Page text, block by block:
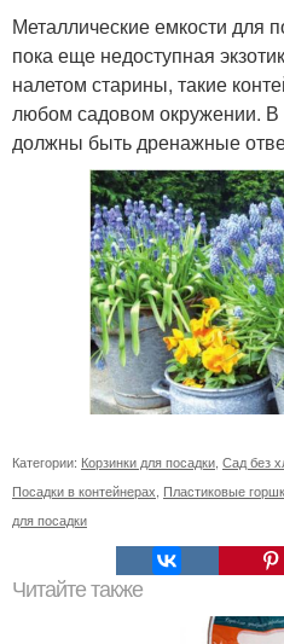
Металлические емкости для
пока еще недоступная
налетом старины, такие
любом садовом окружении. В
должны быть дренажные
Категории: Корзинки для посадки, Сад без
Посадки в контейнерах, Пластиковые
для посадки
Читайте также